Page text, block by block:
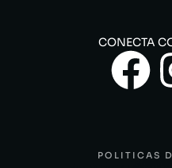
CONECTA
POLITICAS